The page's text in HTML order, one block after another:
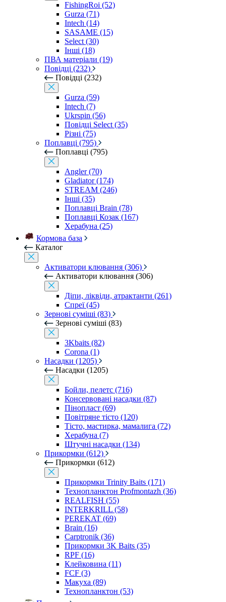
FishingRoi (52)
Gurza (71)
Intech (14)
SASAME (15)
Select (30)
Інші (18)
ПВА матеріали (19)
Повідці (232)
Повідці (232)
Gurza (59)
Intech (7)
Ukrspin (56)
Повідці Select (35)
Різні (75)
Поплавці (795)
Поплавці (795)
Angler (70)
Gladiator (174)
STREAM (246)
Інші (35)
Поплавці Brain (78)
Поплавці Козак (167)
Херабуна (25)
Кормова база
Каталог
Активатори клювання (306)
Активатори клювання (306)
Діпи, ліквіди, атрактанти (261)
Спреї (45)
Зернові суміші (83)
Зернові суміші (83)
3Kbaits (82)
Corona (1)
Насадки (1205)
Насадки (1205)
Бойли, пелетс (716)
Консервовані насадки (87)
Пінопласт (69)
Повітряне тісто (120)
Тісто, мастирка, мамалига (72)
Херабуна (7)
Штучні насадки (134)
Прикормки (612)
Прикормки (612)
Прикормки Trinity Baits (171)
Технопланктон Profmontazh (36)
REALFISH (55)
INTERKRILL (58)
PEREKAT (69)
Brain (16)
Carptronik (36)
Прикормки 3K Baits (35)
RPF (16)
Клейковина (11)
FCF (3)
Макуха (89)
Технопланктон (53)